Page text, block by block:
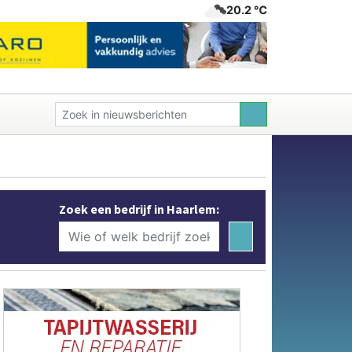
20.2 ℃
Zoek een bedrijf in Haarlem: